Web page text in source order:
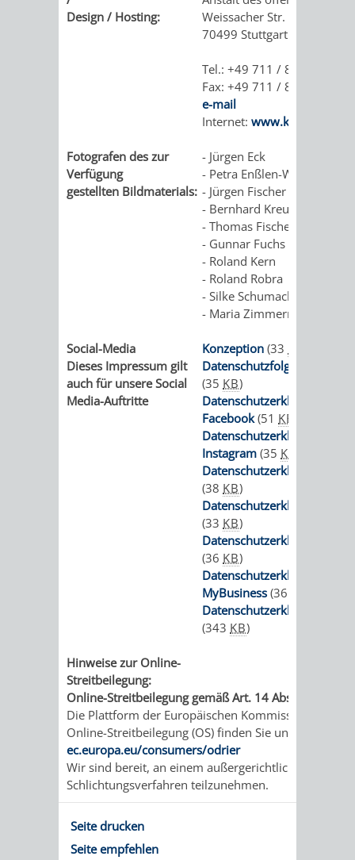
Design / Hosting:
Weissacher Str. 15
70499 Stuttgart
Tel.: +49 711 / 81 08 - 20
Fax: +49 711 / 81 08 -
e-mail
Internet: www.komm.one
Fotografen des zur
Verfügung
gestellten Bildmaterials:
- Jürgen Eck
- Petra Enßlen-Winkler
- Jürgen Fischer
- Bernhard Kreutzer
- Thomas Fischer
- Gunnar Fuchs
- Roland Kern
- Roland Robra
- Silke Schumacher
- Maria Zimmermann
Social-Media
Dieses Impressum gilt
auch für unsere Social
Media-Auftritte
Konzeption (33
(35 KB)
Datenschutzerklärung
Facebook(51 KB
Datenschutzerklärung
Instagram (35 KB
Datenschutzerklärung
(38 KB)
Datenschutzerklärung Flickr
(33 KB)
Datenschutzerklärung
(36 KB)
Datenschutzerklärung
MyBusiness (36
Datenschutzerklärung
(343 KB)
Hinweise zur Online-
Streitbeilegung:
Online-Streitbeilegung gemäß Art. 14 Abs. 1 ODR-
Die Plattform der Europäischen Kommission zur
Online-Streitbeilegung (OS) finden Sie unter
ec.europa.eu/consumers/odrier
Wir sind bereit, an einem außergerichtlichen
Schlichtungsverfahren teilzunehmen.
Seite drucken
Seite empfehlen